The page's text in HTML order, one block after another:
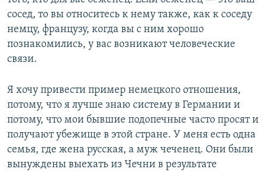
сосед, то вы относитесь к нему также, как к соседу
немцу, французу, когда вы с ним хорошо
познакомились, у вас возникают человеческие
связи.
Я хочу привести пример немецкого отношения,
потому, что я лучше знаю систему в Германии и
потому, что мои бывшие подопечные часто просят и
получают убежище в этой стране. У меня есть одна
семья, где жена русская, а муж чеченец. Они были
вынуждены выехать из Чечни в результате